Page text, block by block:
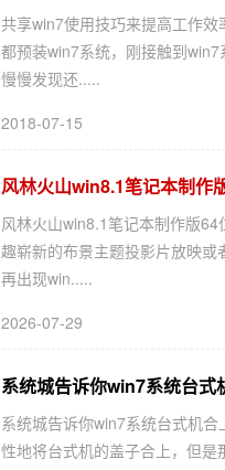
共享win7使用技巧来提高工作
都预装win7系统，刚接触到
慢慢发现还.....
2018-07-15
风林火山win8.1笔记本制作
风林火山win8.1笔记本制作版
趣崭新的布景主题投影片放映
再出现win.....
2026-07-29
系统城告诉你win7系统台式
系统城告诉你win7系统台式机
性地将台式机的盖子合上，但